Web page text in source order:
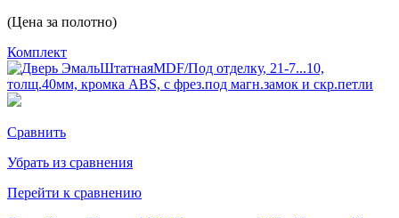
(Цена за полотно)
Комплект
Сравнить
Убрать из сравнения
Перейти к сравнению